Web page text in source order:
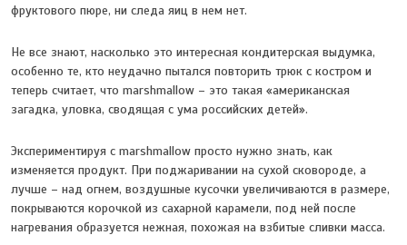
фруктового пюре, ни следа яиц в нем нет.
Не все знают, насколько это интересная кондитерская выдумка,
особенно те, кто неудачно пытался повторить трюк с костром и
теперь считает, что marshmallow – это такая «американская
загадка, уловка, сводящая с ума российских детей».
Экспериментируя с marshmallow просто нужно знать, как
изменяется продукт. При поджаривании на сухой сковороде, а
лучше – над огнем, воздушные кусочки увеличиваются в размере,
покрываются корочкой из сахарной карамели, под ней после
нагревания образуется нежная, похожая на взбитые сливки масса.